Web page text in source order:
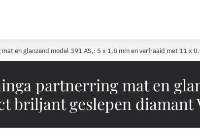
partnerring mat en
briljant geslepen diamant
en glanzend model 391 AS,: 5 x 1,8 mm en verfraaid met 11 x